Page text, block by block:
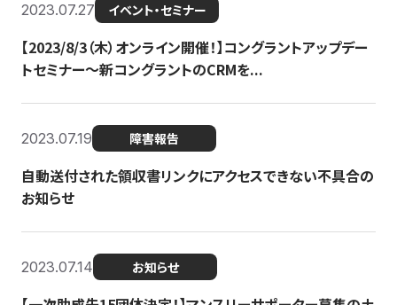
2023.07.27 イベント・セミナー
【2023/8/3（木）オンライン開催！】コングラントアップデー
トセミナー〜新コングラントのCRMを...
2023.07.19 障害報告
自動送付された領収書リンクにアクセスできない不具合の
お知らせ
2023.07.14 お知らせ